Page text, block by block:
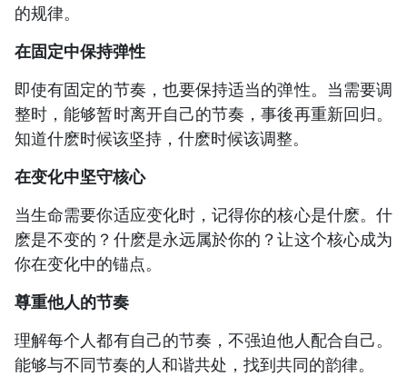
的规律。
在固定中保持弹性
即使有固定的节奏，也要保持适当的弹性。当需要调
整时，能够暂时离开自己的节奏，事後再重新回归。
知道什麽时候该坚持，什麽时候该调整。
在变化中坚守核心
当生命需要你适应变化时，记得你的核心是什麽。什
麽是不变的？什麽是永远属於你的？让这个核心成为
你在变化中的锚点。
尊重他人的节奏
理解每个人都有自己的节奏，不强迫他人配合自己。
能够与不同节奏的人和谐共处，找到共同的韵律。